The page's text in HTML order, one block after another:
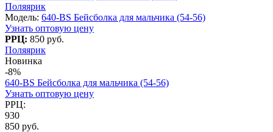
Поляярик
Модель: 640-BS Бейсболка для мальчика (54-56)
Узнать оптовую цену
РРЦ: 850 руб.
Поляярик
Новинка
-8%
640-BS Бейсболка для мальчика (54-56)
Узнать оптовую цену
РРЦ:
930
850 руб.